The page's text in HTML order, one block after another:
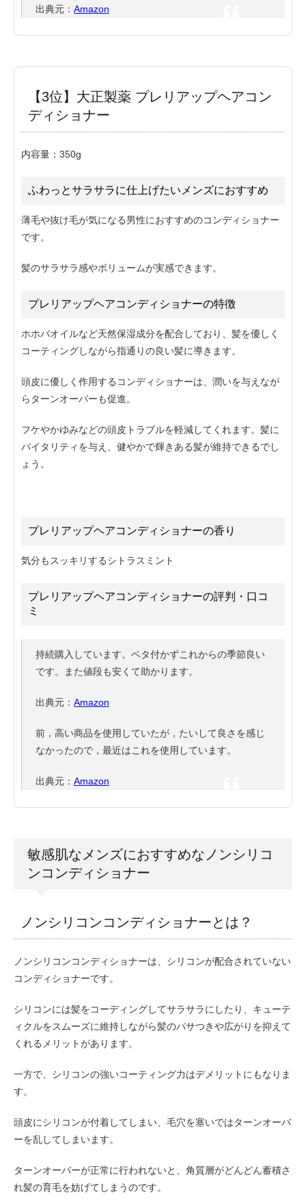
出典元： Amazon
【3位】大正製薬 プレリアップヘアコン
ディショナー
内容量：350g
ふわっとサラサラに仕上げたいメンズにおすすめ
薄毛や抜け毛が気になる男性におすすめのコンディショナー
です。
髪のサラサラ感やボリュームが実感できます。
プレリアップヘアコンディショナーの特徴
ホホバオイルなど天然保湿成分を配合しており、髪を優しく
コーティングしながら指通りの良い髪に導きます。
頭皮に優しく作用するコンディショナーは、潤いを与えなが
らターンオーバーも促進。
フケやかゆみなどの頭皮トラブルを軽減してくれます。髪に
バイタリティを与え、健やかで輝きある髪が維持できるでし
ょう。
プレリアップヘアコンディショナーの香り
気分もスッキリするシトラスミント
プレリアップヘアコンディショナーの評判・口コ
ミ
持続購入しています。ベタ付かずこれからの季節良い
です。また値段も安くて助かります。
出典元： Amazon
前，高い商品を使用していたが，たいして良さを感じ
なかったので，最近はこれを使用しています。
出典元： Amazon
敏感肌なメンズにおすすめなノンシリコ
ンコンディショナー
ノンシリコンコンディショナーとは？
ノンシリコンコンディショナーは、シリコンが配合されていない
コンディショナーです。
シリコンには髪をコーディングしてサラサラにしたり、キューテ
ィクルをスムーズに維持しながら髪のパサつきや広がりを抑えて
くれるメリットがあります。
一方で、シリコンの強いコーティング力はデメリットにもなりま
す。
頭皮にシリコンが付着してしまい、毛穴を塞いではターンオーバ
ーを乱してしまいます。
ターンオーバーが正常に行われないと、角質層がどんどん蓄積さ
れ髪の育毛を妨げてしまうのです。